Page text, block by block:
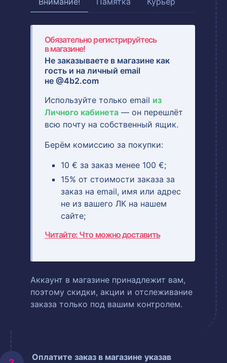
Обязательно регистрируйтесь
в магазине!
Не заказываете в магазине как
гость и на личный email
не @4b2.com
Используйте только email из
Личного кабинета — он перешлёт
всю почту на собственный ящик.
Берём комиссию за покупки:
10 € за заказ менее 100 €;
15% от стоимости заказа за
заказ на email, имя или адрес
не из вашего ЛК на нашем
сайте;
Читайте: Что можно доставить
Аккаунт в магазине принадлежит вам,
поэтому скидки, акции и отслеживание
заказа только под вашим контролем.
Оплатите заказ в магазине указав